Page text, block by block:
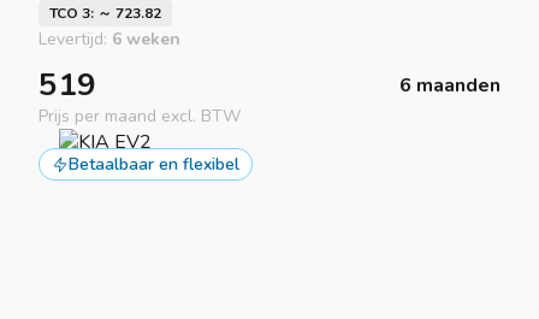
TCO 3: ～ 723.82
Levertijd: 6 weken
519 6 maanden
Prijs per maand excl. BTW
Betaalbaar en flexibel